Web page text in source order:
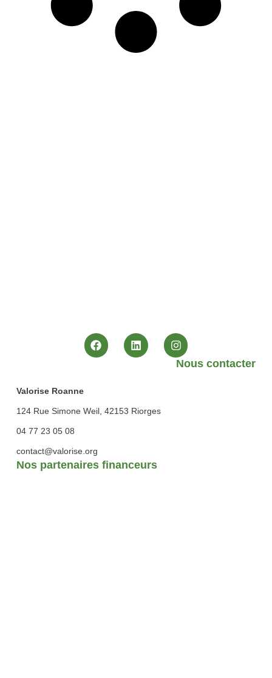
Nos partenaires financeurs
Nous contacter
Valorise Roanne
124 Rue Simone Weil, 42153 Riorges
04 77 23 05 08
contact@valorise.org